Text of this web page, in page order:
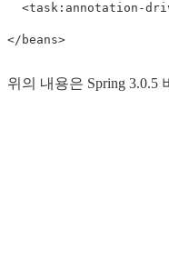
<task:annotation-
위의 내용은 Spring